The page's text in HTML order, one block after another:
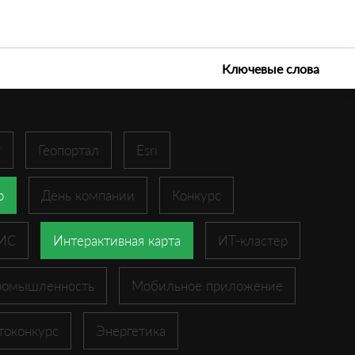
Ключевые слова
Геопортал Esri
День компании Конкурс
Интерактивная карта ИТ-кластер
Мобильное приложение
Энергетика